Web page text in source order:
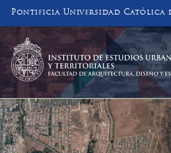
Pontificia Universidad Católica
INSTITUTO DE
Y TERRITORIALES
FACULTAD DE ARQUITECTURA,